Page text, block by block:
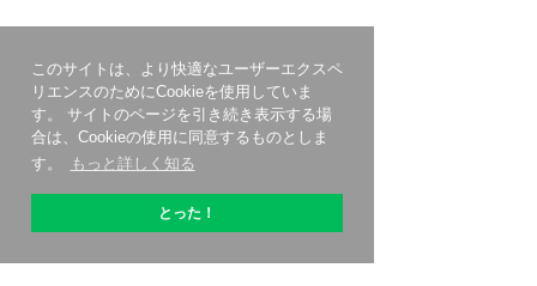
このサイトは、より快適なユーザーエクスペ
リエンスのためにCookieを使用していま
す。 サイトのページを引き続き表示する場
合は、Cookieの使用に同意するものとしま
す。
もっと詳しく知る
とった！